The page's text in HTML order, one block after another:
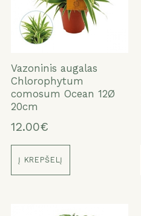
Vazoninis augalas
Chlorophytum
comosum Ocean 12Ø
20cm
12.00€
Į KREPŠELĮ